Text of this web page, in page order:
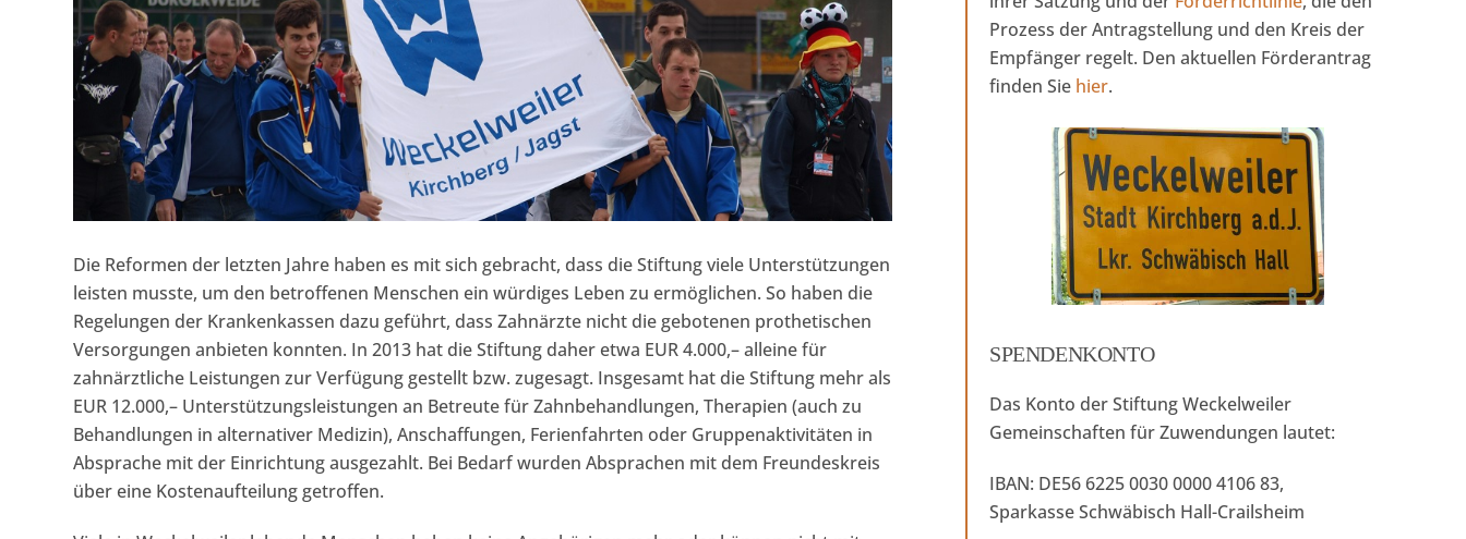
Die Reformen der letzten Jahre haben es mit sich gebracht, dass die Stiftung viele Unterstützungen
leisten musste, um den betroffenen Menschen ein würdiges Leben zu ermöglichen. So haben die
Regelungen der Krankenkassen dazu geführt, dass Zahnärzte nicht die gebotenen prothetischen
Versorgungen anbieten konnten. In 2013 hat die Stiftung daher etwa EUR 4.000,– alleine für
zahnärztliche Leistungen zur Verfügung gestellt bzw. zugesagt. Insgesamt hat die Stiftung mehr als
EUR 12.000,– Unterstützungsleistungen an Betreute für Zahnbehandlungen, Therapien (auch zu
Behandlungen in alternativer Medizin), Anschaffungen, Ferienfahrten oder Gruppenaktivitäten in
Absprache mit der Einrichtung ausgezahlt. Bei Bedarf wurden Absprachen mit dem Freundeskreis
über eine Kostenaufteilung getroffen.
Prozess der Antragstellung und den Kreis der
Empfänger regelt. Den aktuellen Förderantrag
finden Sie hier.
SPENDENKONTO
Das Konto der Stiftung Weckelweiler
Gemeinschaften für Zuwendungen lautet:
IBAN: DE56 6225 0030 0000 4106 83,
Sparkasse Schwäbisch Hall-Crailsheim